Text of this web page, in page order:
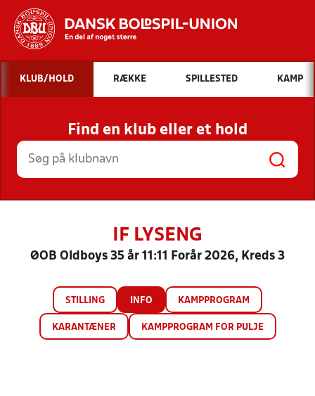
Hvad vil du søge efter?
INDHOLD OG NYHEDER
STILLINGER, RESULTATER, KLUBBER OG
HOLD
KLUB/HOLD RÆKKE SPILLESTED KAMP
Find en klub eller et hold
IF LYSENG
ØOB Oldboys 35 år 11:11 Forår 2026, Kreds 3
STILLING INFO KAMPPROGRAM
KARANTÆNER KAMPPROGRAM FOR PULJE